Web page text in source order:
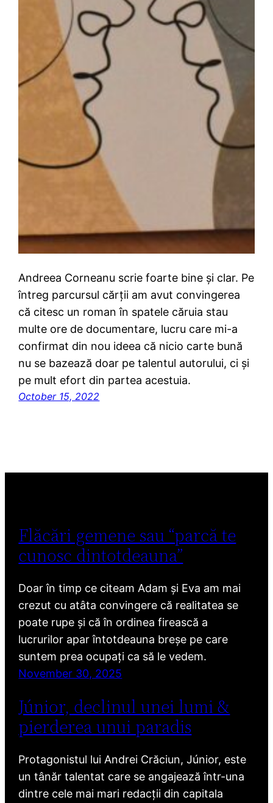
Andreea Corneanu scrie foarte bine și clar. Pe
întreg parcursul cărții am avut convingerea
că citesc un roman în spatele căruia stau
multe ore de documentare, lucru care mi-a
confirmat din nou ideea că nicio carte bună
nu se bazează doar pe talentul autorului, ci și
pe mult efort din partea acestuia.
October 15, 2022
Flăcări gemene sau “parcă te
cunosc dintotdeauna”
Doar în timp ce citeam Adam și Eva am mai
crezut cu atâta convingere că realitatea se
poate rupe și că în ordinea firească a
lucrurilor apar întotdeauna breșe pe care
suntem prea ocupați ca să le vedem.
November 30, 2025
Júnior, declinul unei lumi &
pierderea unui paradis
Protagonistul lui Andrei Crăciun, Júnior, este
un tânăr talentat care se angajează într-una
dintre cele mai mari redacții din capitala